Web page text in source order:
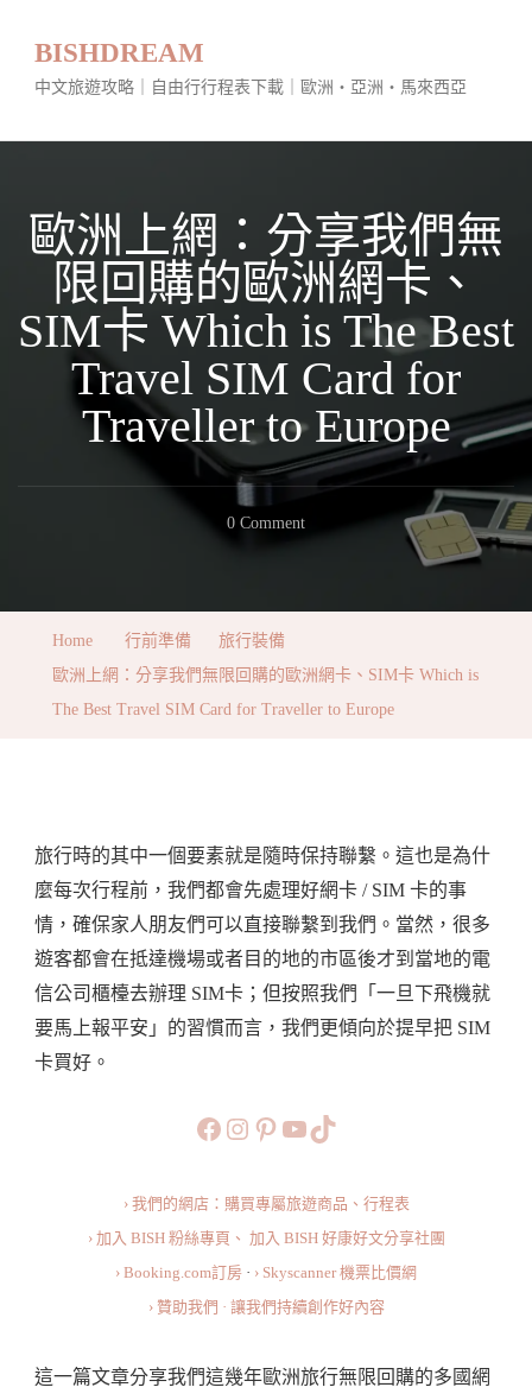
BISHDREAM
中文旅遊攻略｜自由行行程表下載｜歐洲・亞洲・馬來西亞
歐洲上網：分享我們無
限回購的歐洲網卡、
SIM卡 Which is The Best
Travel SIM Card for
Traveller to Europe
0 CommentOn
限
回
購
的
歐
洲
SIM
Which
Is
The
Best
SIM
Home 行前準備
旅行裝備
歐洲上網：分享我們無限回購的歐洲網卡、SIM卡 Which is
The Best Travel SIM Card for Traveller to Europe
旅行時的其中一個要素就是隨時保持聯繫。這也是為什
麼每次行程前，我們都會先處理好網卡 / SIM 卡的事
情，確保家人朋友們可以直接聯繫到我們。當然，很多
遊客都會在抵達機場或者目的地的市區後才到當地的電
信公司櫃檯去辦理 SIM卡；但按照我們「一旦下飛機就
要馬上報平安」的習慣而言，我們更傾向於提早把 SIM
卡買好。
https://www.facebook.com/
https://
https://
旅行美食小短片TikTok
› 我們的網店：購買專屬旅遊商品、行程表
› 加入 BISH 粉絲專頁、 加入 BISH 好康好文分享社團
› Booking.com訂房 · › Skyscanner 機票比價網
› 贊助我們 · 讓我們持續創作好內容
這一篇文章分享我們這幾年歐洲旅行無限回購的多國網